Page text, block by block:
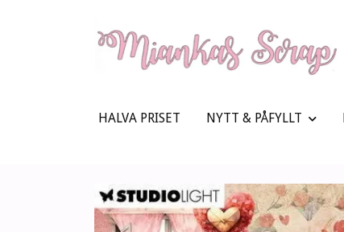
HALVA PRISET NYTT & PÅFYLLT